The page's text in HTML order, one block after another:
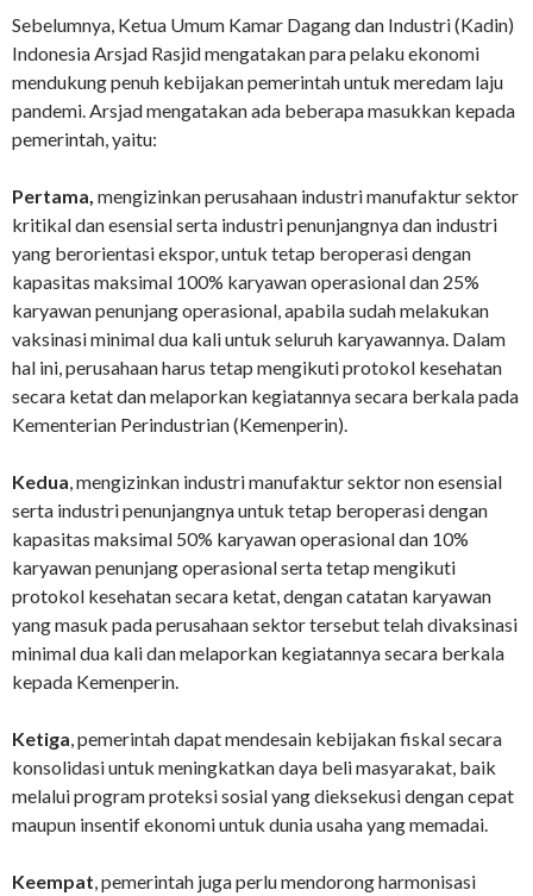
Sebelumnya, Ketua Umum Kamar Dagang dan Industri (Kadin)
Indonesia Arsjad Rasjid mengatakan para pelaku ekonomi
mendukung penuh kebijakan pemerintah untuk meredam laju
pandemi. Arsjad mengatakan ada beberapa masukkan kepada
pemerintah, yaitu:
Pertama, mengizinkan perusahaan industri manufaktur sektor
kritikal dan esensial serta industri penunjangnya dan industri
yang berorientasi ekspor, untuk tetap beroperasi dengan
kapasitas maksimal 100% karyawan operasional dan 25%
karyawan penunjang operasional, apabila sudah melakukan
vaksinasi minimal dua kali untuk seluruh karyawannya. Dalam
hal ini, perusahaan harus tetap mengikuti protokol kesehatan
secara ketat dan melaporkan kegiatannya secara berkala pada
Kementerian Perindustrian (Kemenperin).
Kedua, mengizinkan industri manufaktur sektor non esensial
serta industri penunjangnya untuk tetap beroperasi dengan
kapasitas maksimal 50% karyawan operasional dan 10%
karyawan penunjang operasional serta tetap mengikuti
protokol kesehatan secara ketat, dengan catatan karyawan
yang masuk pada perusahaan sektor tersebut telah divaksinasi
minimal dua kali dan melaporkan kegiatannya secara berkala
kepada Kemenperin.
Ketiga, pemerintah dapat mendesain kebijakan fiskal secara
konsolidasi untuk meningkatkan daya beli masyarakat, baik
melalui program proteksi sosial yang dieksekusi dengan cepat
maupun insentif ekonomi untuk dunia usaha yang memadai.
Keempat, pemerintah juga perlu mendorong harmonisasi